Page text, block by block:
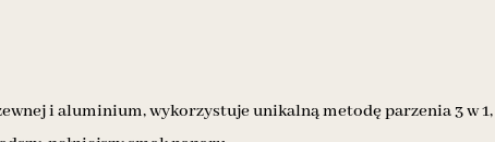
i aluminium, wykorzystuje unikalną metodę parzenia 3 w